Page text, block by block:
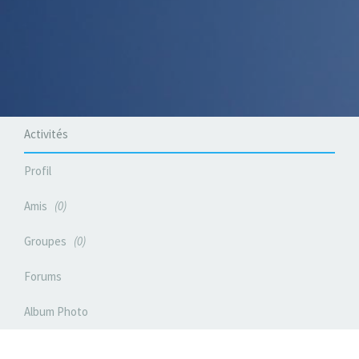
Activités
Profil
Amis 0
Groupes 0
Forums
Album Photo